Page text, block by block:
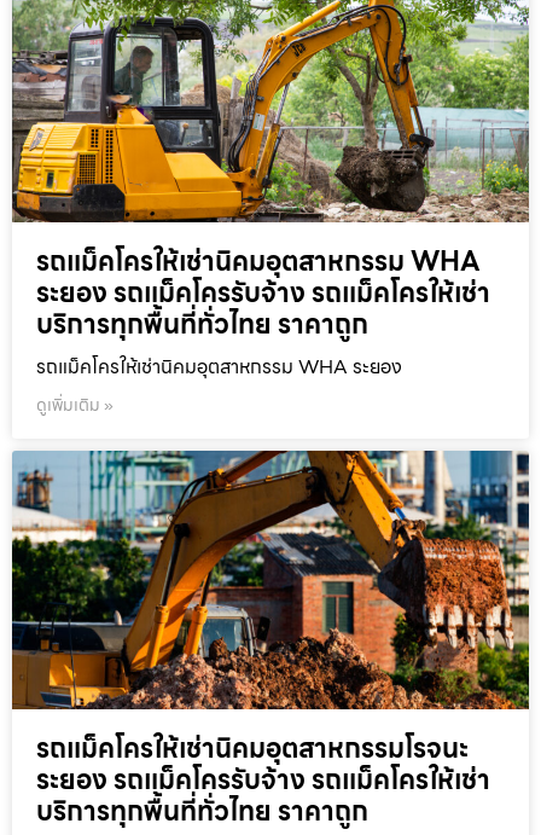
รถแม็คโครให้เช่านิคมอุตสาหกรรม WHA
ระยอง รถแม็คโครรับจ้าง รถแม็คโครให้เช่า
บริการทุกพื้นที่ทั่วไทย ราคาถูก
รถแม็คโครให้เช่านิคมอุตสาหกรรม WHA ระยอง
ดูเพิ่มเติม »
รถแม็คโครให้เช่านิคมอุตสาหกรรมโรจนะ
ระยอง รถแม็คโครรับจ้าง รถแม็คโครให้เช่า
บริการทุกพื้นที่ทั่วไทย ราคาถูก